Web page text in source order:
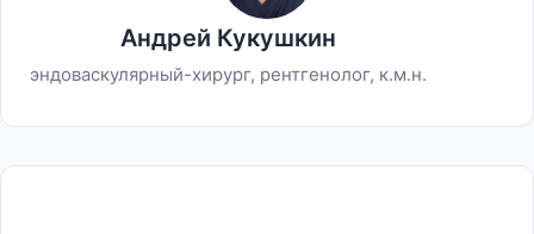
Андрей Кукушкин
эндоваскулярный-хирург, рентгенолог, к.м.н.